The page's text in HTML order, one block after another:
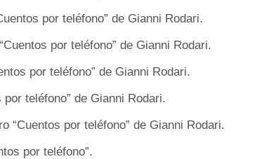
por teléfono” de Gianni Rodari.
por teléfono” de Gianni Rodari.
por teléfono” de Gianni Rodari.
por teléfono” de Gianni Rodari.
“Cuentos por teléfono” de Gianni Rodari.
por teléfono”.